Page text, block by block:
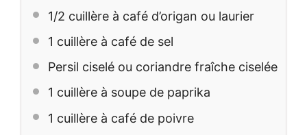
1/2 cuillère à café d’origan ou laurier
1 cuillère à café de sel
Persil ciselé ou coriandre fraîche ciselée
1 cuillère à soupe de paprika
1 cuillère à café de poivre